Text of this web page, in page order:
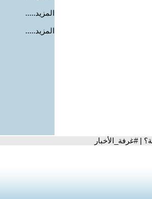
المزيد.....
المزيد.....
| #غرفة_الأخبار